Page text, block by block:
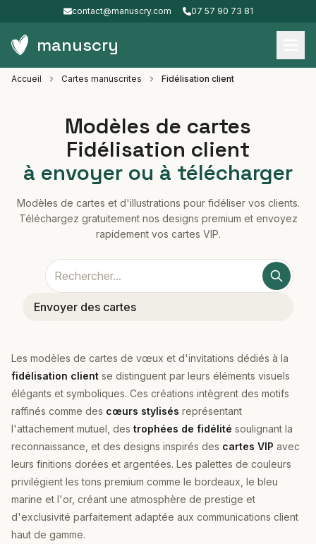
contact@manuscry.com 07 57 90 73 81
manuscry
Accueil Cartes manuscrites Fidélisation client
Modèles de cartes
Fidélisation client
à envoyer ou à télécharger
Modèles de cartes et d'illustrations pour fidéliser vos clients.
Téléchargez gratuitement nos designs premium et envoyez
rapidement vos cartes VIP.
Envoyer des cartes
Les modèles de cartes de vœux et d'invitations dédiés à la
fidélisation client se distinguent par leurs éléments visuels
élégants et symboliques. Ces créations intègrent des motifs
raffinés comme des cœurs stylisés représentant
l'attachement mutuel, des trophées de fidélité soulignant la
reconnaissance, et des designs inspirés des cartes VIP avec
leurs finitions dorées et argentées. Les palettes de couleurs
privilégient les tons premium comme le bordeaux, le bleu
marine et l'or, créant une atmosphère de prestige et
d'exclusivité parfaitement adaptée aux communications client
haut de gamme.